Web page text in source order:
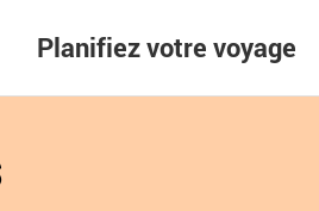
Planifiez votre voyage